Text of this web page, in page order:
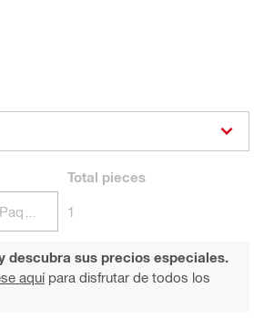
Total pieces
1
descubra sus precios especiales.
aquípara disfrutar de todos los